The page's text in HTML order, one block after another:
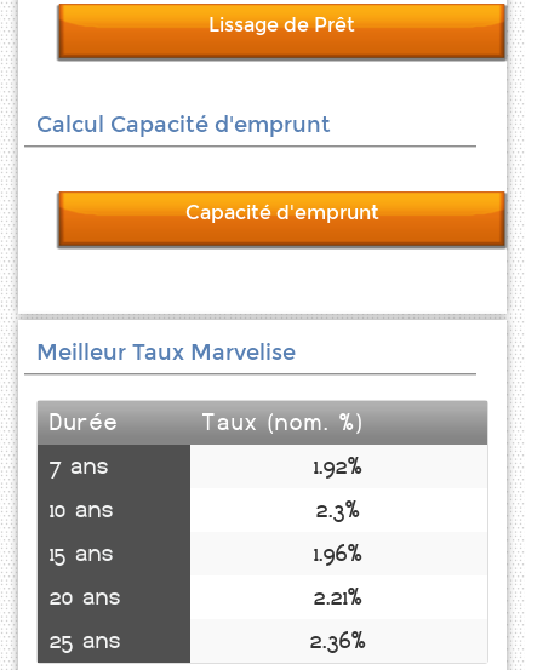
Lissage de Prêt
Calcul Capacité d'emprunt
Capacité d'emprunt
Meilleur Taux Marvelise
Durée
Taux (nom. %)
7 ans
1.92%
10 ans
2.3%
15 ans
1.96%
20 ans
2.21%
25 ans
2.36%